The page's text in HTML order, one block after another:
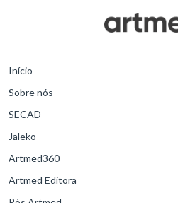
Início
Sobre nós
SECAD
Jaleko
Artmed360
Artmed Editora